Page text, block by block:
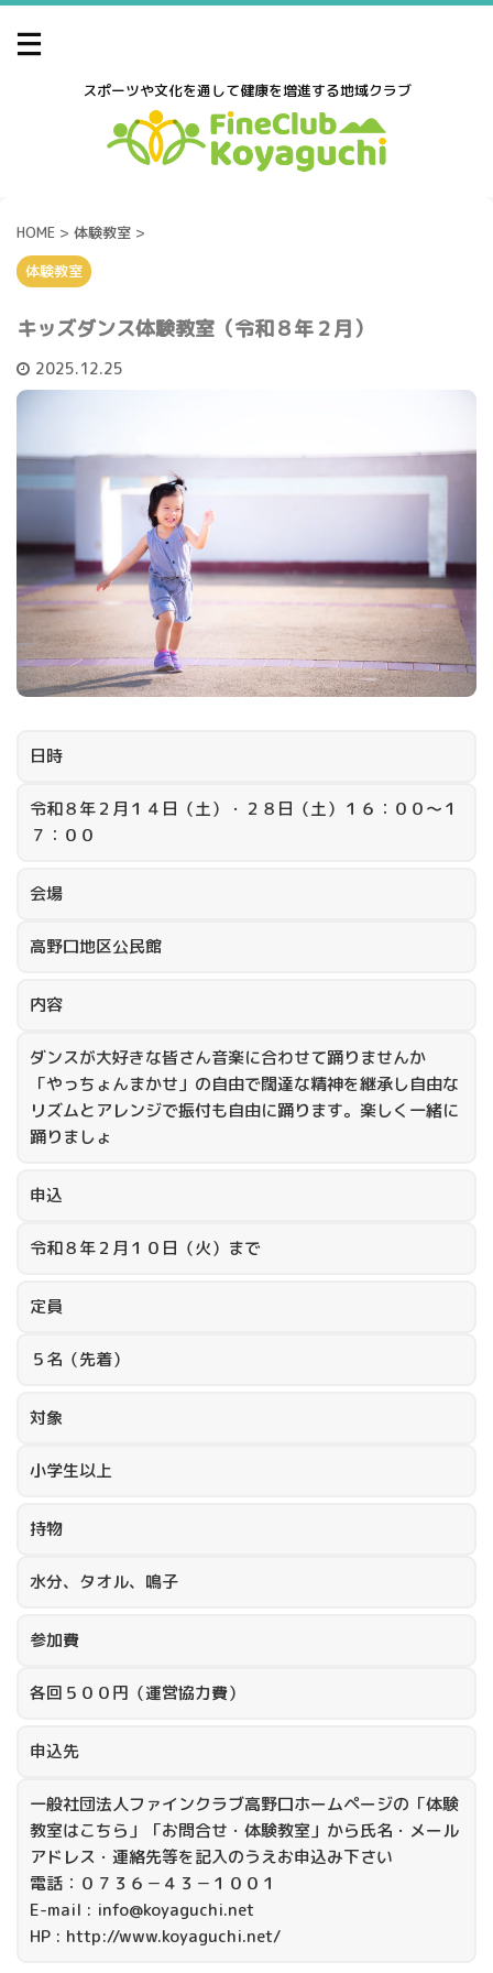
スポーツや文化を通して健康を増進する地域クラブ
HOME > 体験教室 >
体験教室
キッズダンス体験教室（令和８年２月）
2025.12.25
日時
令和８年２月１４日（土）・２８日（土）１６：００～１
７：００
会場
高野口地区公民館
内容
ダンスが大好きな皆さん音楽に合わせて踊りませんか
「やっちょんまかせ」の自由で闊達な精神を継承し自由な
リズムとアレンジで振付も自由に踊ります。楽しく一緒に
踊りましょ
申込
令和８年２月１０日（火）まで
定員
５名（先着）
対象
小学生以上
持物
水分、タオル、鳴子
参加費
各回５００円（運営協力費）
申込先
一般社団法人ファインクラブ高野口ホームページの「体験
教室はこちら」「お問合せ・体験教室」から氏名・メール
アドレス・連絡先等を記入のうえお申込み下さい
電話：０７３６－４３－１００１
E-mail : info@koyaguchi.net
HP : http://www.koyaguchi.net/